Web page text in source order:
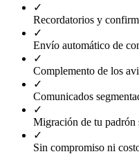
✓
Recordatorios y
✓
Envío automático de
✓
Complemento de los
✓
Comunicados
✓
Migración de tu padrón
✓
Sin compromiso ni